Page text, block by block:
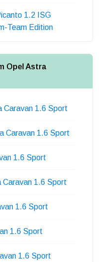
1.2 ISG
Team Edition
Opel Astra
Caravan 1.6 Sport
Caravan 1.6 Sport
1.6 Sport
Caravan 1.6 Sport
1.6 Sport
1.6 Sport
1.6 Sport